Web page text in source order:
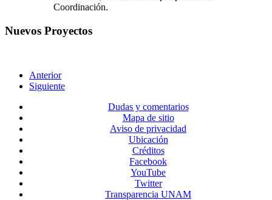
Coordinación.
Nuevos Proyectos
Anterior
Siguiente
Dudas y comentarios
Mapa de sitio
Aviso de privacidad
Ubicación
Créditos
Facebook
YouTube
Twitter
Transparencia UNAM